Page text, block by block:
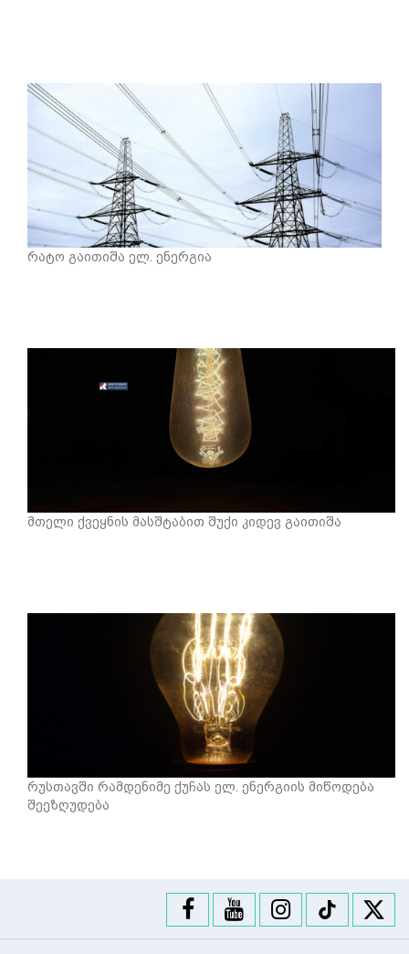
რატო გაითიშა ელ. ენერგია
მთელი ქვეყნის მასშტაბით შუქი კიდევ გაითიშა
რუსთავში რამდენიმე ქუჩას ელ. ენერგიის მიწოდება
შეეზღუდება